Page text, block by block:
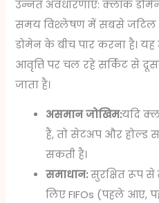
उन्नत अवधारणाएं: क्लॉक
समय विश्लेषण में सबसे जटिल
डोमेन के बीच पार करना है।
आवृत्ति पर चल रहे सर्किट से
जाता है।
असमान जोखिम:यदि
हैं, तो सेटअप और होल्ड
सकती है।
समाधान:सुरक्षित रूप से
लिए FIFOs (पहले आए,